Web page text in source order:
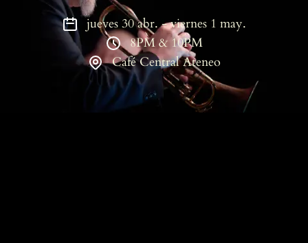
jueves 30 abr. - viernes 1 may.
8PM & 10PM
Café Central Ateneo